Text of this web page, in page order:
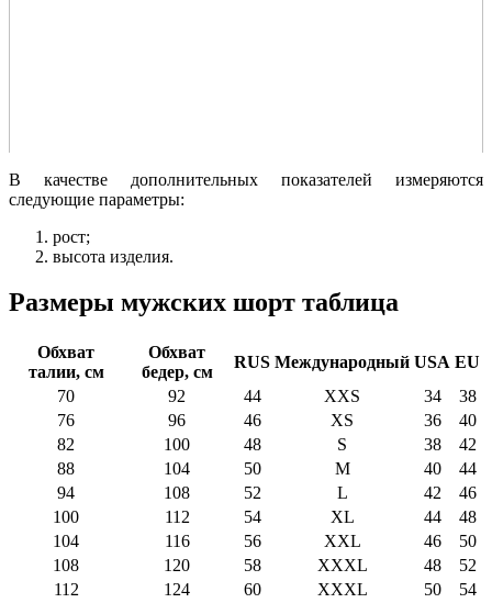
В качестве дополнительных показателей измеряются
следующие параметры:
рост;
высота изделия.
Размеры мужских шорт таблица
Обхват
талии, см
Обхват
бедер, см
RUS Международный USA EU
70
92 44 ХХS 34
38
76
96 46 XS 36
40
82
100 48 S 38
42
88
104 50 M 40
44
94
108 52 L 42
46
100
112 54 XL 44
48
104
116 56 XXL 46
50
108
120 58 XXXL 48
52
112
124 60 XXXL 50
54